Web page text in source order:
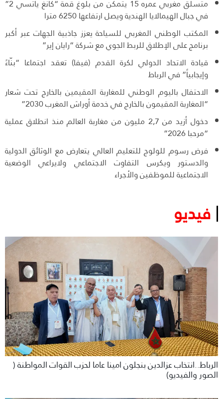
متسلق مغربي عمره 15 يتمكن من بلوغ قمة “كانغ ياتسي 2”
في جبال الهيمالايا الهندية ويصل ارتفاعها 6250 مترا
المكتب الوطني المغربي للسياحة يعزز جاذبية الجهات عبر أكبر
برنامج على الإطلاق للربط الجوي مع شركة “رايان إير”
قيادة الاتحاد الدولي لكرة القدم (فيفا) تعقد اجتماعا “بنّاءً
وإيجابياً” في الرباط
الاحتفال باليوم الوطني للمغاربة المقيمين بالخارج تحت شعار
“المغاربة المقيمون بالخارج في خدمة أوراش المغرب 2030”
دخول أزيد من 2,7 مليون من مغاربة العالم منذ انطلاق عملية
“مرحبا 2026”
فرض رسوم للولوج للتعليم العالي يتعارض مع الوثائق الدولية
والدستور ويكرس التفاوت الاجتماعي ولايراعي الوضعية
الاجتماعية للموظفين والأجراء
فيديو
الرباط..انتخاب عزالدين بنجلون امينا عاما لحزب القوات المواطنة (
الصور والفيديو)